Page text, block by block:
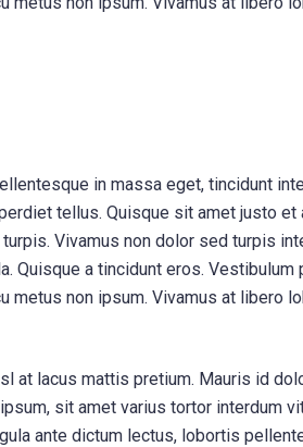
in massa eget, tincidunt
tellus. Quisque sit amet justo
turpis. Vivamus non dolor sed turpis
Quisque a tincidunt eros.
metus non ipsum. Vivamus at libero
at lacus mattis pretium. Mauris id
sit amet varius tortor interdum
ante dictum lectus, lobortis